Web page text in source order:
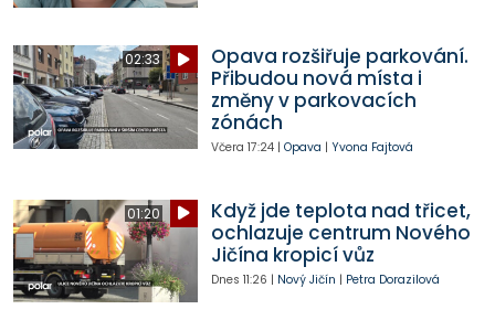
02:33
Opava rozšiřuje parkování.
Přibudou nová místa i
změny v parkovacích
zónách
Včera 17:24| Opava | Yvona Fajtová
01:20
Když jde teplota nad třicet,
ochlazuje centrum Nového
Jičína kropicí vůz
Dnes 11:26 | Nový Jičín | Petra Dorazilová